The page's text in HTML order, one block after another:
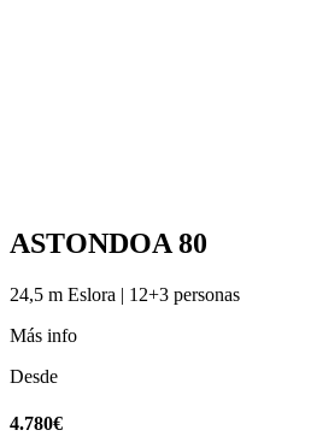
ASTONDOA 80
24,5 m Eslora | 12+3 personas
Más info
Desde
4.780€